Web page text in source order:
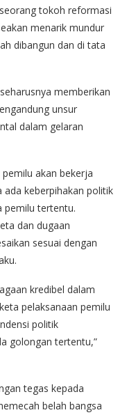
tokoh reformasi
menarik mundur
dibangun dan di tata
memberikan
unsur
dalam gelaran
akan bekerja
keberpihakan politik
pemilu tertentu.
dan dugaan
sesuai dengan
kredibel dalam
pelaksanaan pemilu
politik
golongan tertentu,”
tegas kepada
belah bangsa